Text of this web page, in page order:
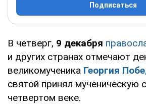
Подписаться
В четверг, 9 декабря
и других странах отмечают
великомученика Георгия
святой принял мученическую
четвертом веке.